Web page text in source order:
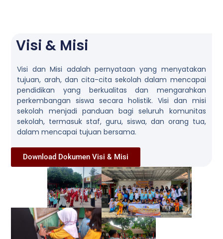
Visi & Misi
Visi dan Misi adalah pernyataan yang menyatakan
tujuan, arah, dan cita-cita sekolah dalam mencapai
pendidikan yang berkualitas dan mengarahkan
perkembangan siswa secara holistik. Visi dan misi
sekolah menjadi panduan bagi seluruh komunitas
sekolah, termasuk staf, guru, siswa, dan orang tua,
dalam mencapai tujuan bersama.
Download Dokumen Visi & Misi